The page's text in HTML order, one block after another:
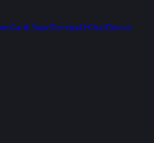
Canlı YayınTerminalt-ChatDestek